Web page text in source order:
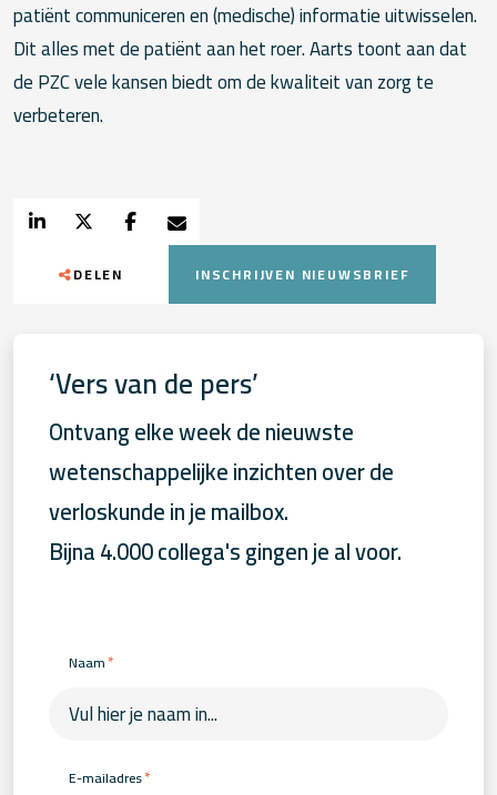
patiënt communiceren en (medische) informatie uitwisselen.
Dit alles met de patiënt aan het roer. Aarts toont aan dat
de PZC vele kansen biedt om de kwaliteit van zorg te
verbeteren.
DELEN INSCHRIJVEN NIEUWSBRIEF
‘Vers van de pers’
Ontvang elke week de nieuwste
wetenschappelijke inzichten over de
verloskunde in je mailbox.
Bijna 4.000 collega's gingen je al voor.
Naam*
E-mailadres*